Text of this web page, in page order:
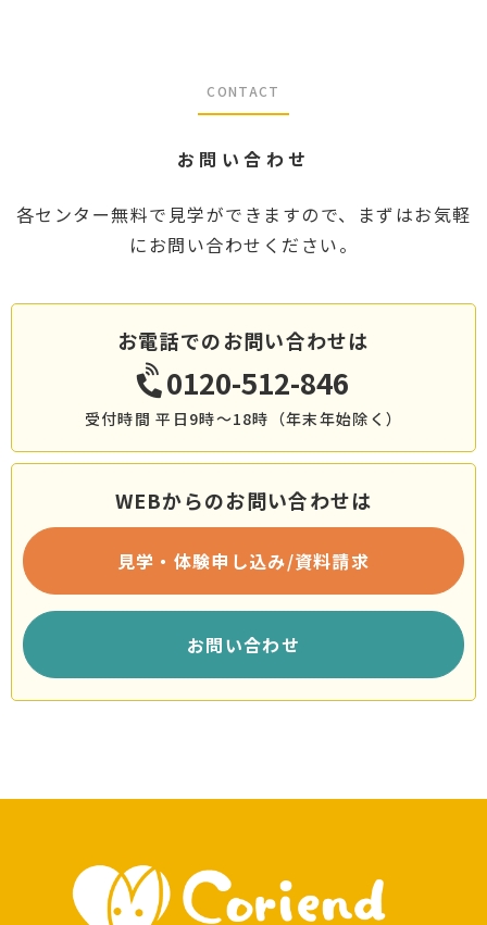
CONTACT
お問い合わせ
各センター無料で見学ができますので、まずはお気軽
にお問い合わせください。
お電話でのお問い合わせは
0120-512-846
受付時間 平日9時～18時（年末年始除く）
WEBからのお問い合わせは
見学・体験申し込み/資料請求
お問い合わせ